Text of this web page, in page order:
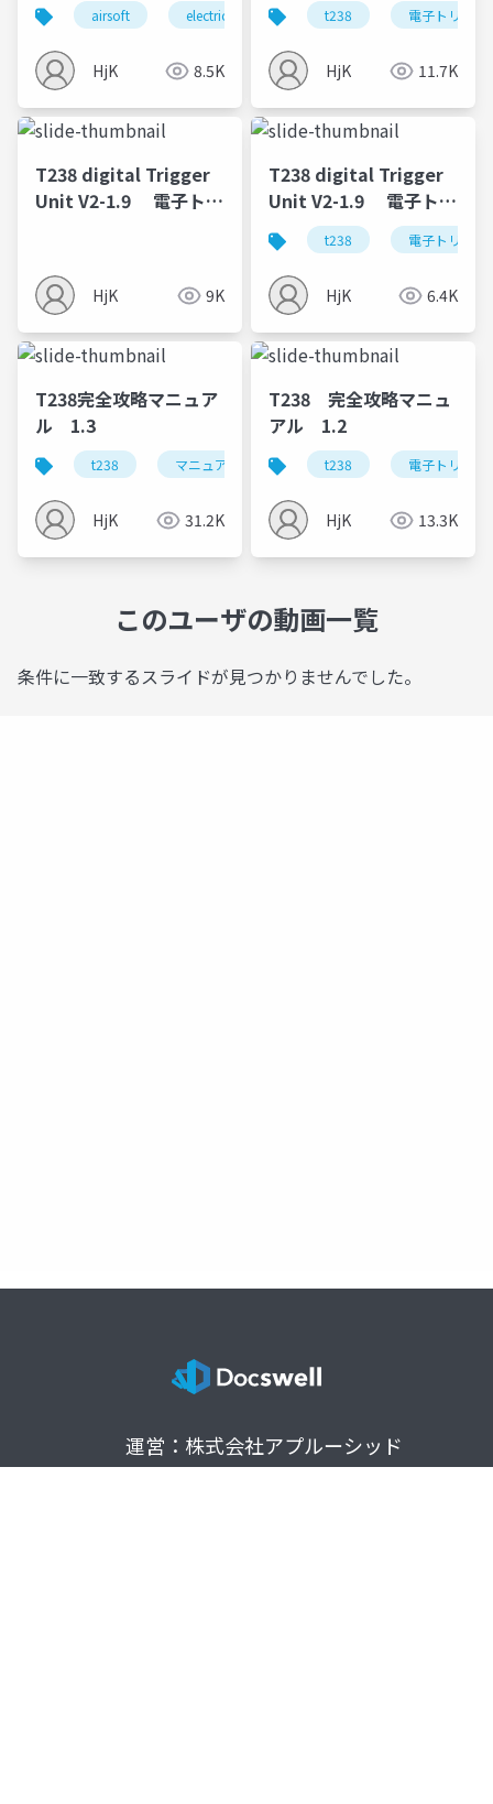
airsoft electric gun mosfet trigger
HjK 8.5K
t238 電子トリガー
HjK 11.7K
T238 digital Trigger
Unit V2-1.9 電子トリ
ュアル
HjK 9K
T238 digital Trigger
Unit V2-1.9 電子トリ
ガーT238 Ver2メカボ
ックス用 V1.9 マニ
ュアル
t238 電子トリガ
HjK 6.4K
T238完全攻略マニュア
ル 1.3
t238 マニュアル 電子トリガー dtu
HjK 31.2K
T238 完全攻略マニュ
アル 1.2
t238 電子トリガー
HjK 13.3K
このユーザの動画一覧
条件に一致するスライドが見つかりませんでした。
運営：株式会社アプルーシッド